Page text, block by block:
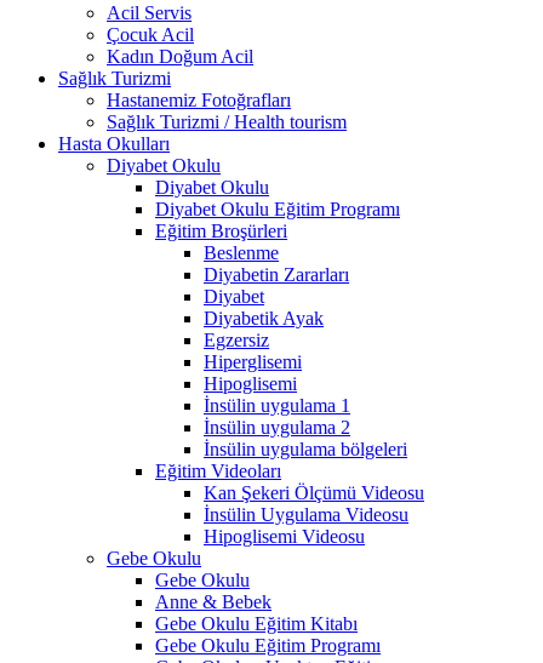
Acil Servis
Çocuk Acil
Kadın Doğum Acil
Sağlık Turizmi
Hastanemiz Fotoğrafları
Sağlık Turizmi / Health tourism
Hasta Okulları
Diyabet Okulu
Diyabet Okulu
Diyabet Okulu Eğitim Programı
Eğitim Broşürleri
Beslenme
Diyabetin Zararları
Diyabet
Diyabetik Ayak
Egzersiz
Hiperglisemi
Hipoglisemi
İnsülin uygulama 1
İnsülin uygulama 2
İnsülin uygulama bölgeleri
Eğitim Videoları
Kan Şekeri Ölçümü Videosu
İnsülin Uygulama Videosu
Hipoglisemi Videosu
Gebe Okulu
Gebe Okulu
Anne & Bebek
Gebe Okulu Eğitim Kitabı
Gebe Okulu Eğitim Programı